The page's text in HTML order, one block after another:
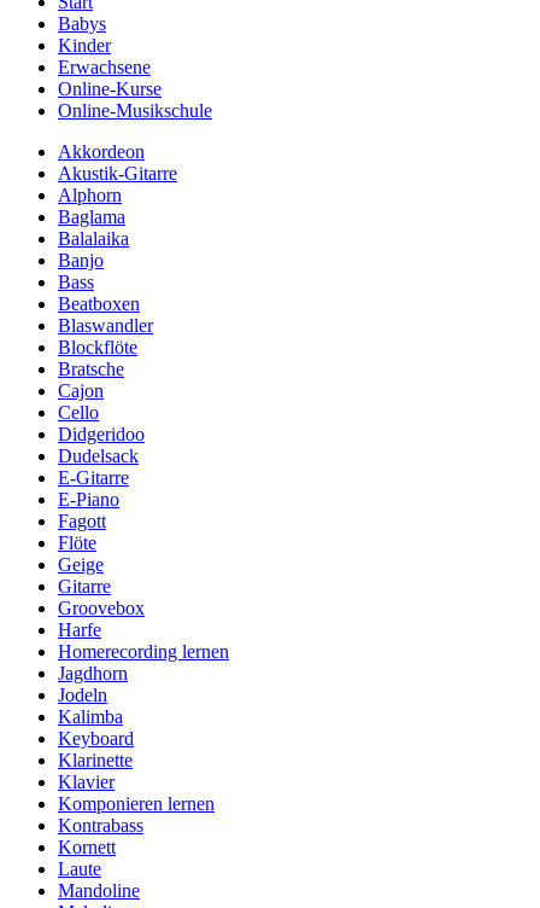
Babys
Kinder
Erwachsene
Online-Kurse
Online-Musikschule
Akkordeon
Akustik-Gitarre
Alphorn
Baglama
Balalaika
Banjo
Bass
Beatboxen
Blaswandler
Blockflöte
Bratsche
Cajon
Cello
Didgeridoo
Dudelsack
E-Gitarre
E-Piano
Fagott
Flöte
Geige
Gitarre
Groovebox
Harfe
Homerecording lernen
Jagdhorn
Jodeln
Kalimba
Keyboard
Klarinette
Klavier
Komponieren lernen
Kontrabass
Kornett
Laute
Mandoline